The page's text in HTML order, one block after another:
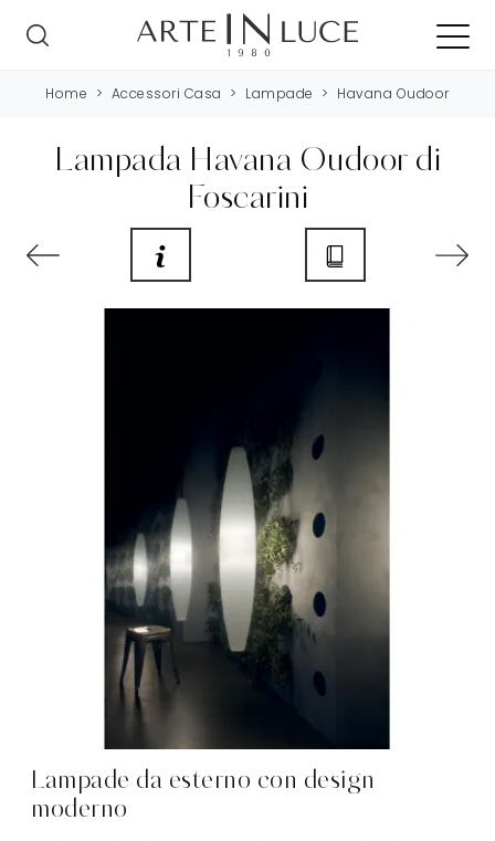
Home > Accessori Casa > Lampade > Havana Oudoor
Lampada Havana Oudoor di
Foscarini
Lampade da esterno con design
moderno